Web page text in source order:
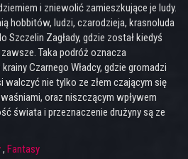
i zniewolić zamieszkujące je ludy.
hobbitów, ludzi, czarodzieja, krasnoluda
Szczelin Zagłady, gdzie został kiedyś
Taka podróż oznacza
Czarnego Władcy, gdzie gromadzi
walczyć nie tylko ze złem czającym się
oraz niszczącym wpływem
świata i przeznaczenie drużyny są ze
, Fantasy